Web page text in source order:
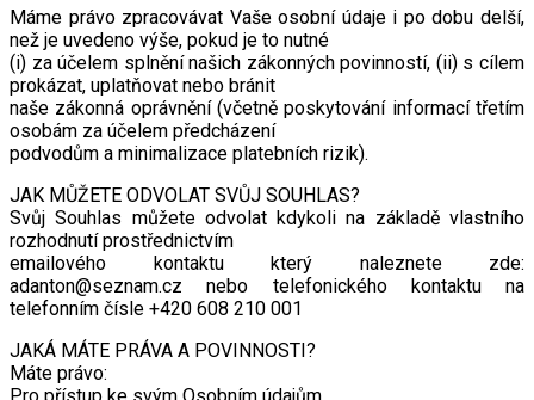
Máme právo zpracovávat Vaše osobní údaje i po dobu delší,
než je uvedeno výše, pokud je to nutné
(i) za účelem splnění našich zákonných povinností, (ii) s cílem
prokázat, uplatňovat nebo bránit
naše zákonná oprávnění (včetně poskytování informací třetím
osobám za účelem předcházení
podvodům a minimalizace platebních rizik).
JAK MŮŽETE ODVOLAT SVŮJ SOUHLAS?
Svůj Souhlas můžete odvolat kdykoli na základě vlastního
rozhodnutí prostřednictvím
emailového kontaktu který naleznete zde:
adanton@seznam.cz nebo telefonického kontaktu na
telefonním čísle +420 608 210 001
JAKÁ MÁTE PRÁVA A POVINNOSTI?
Máte právo:
Pro přístup ke svým Osobním údajům